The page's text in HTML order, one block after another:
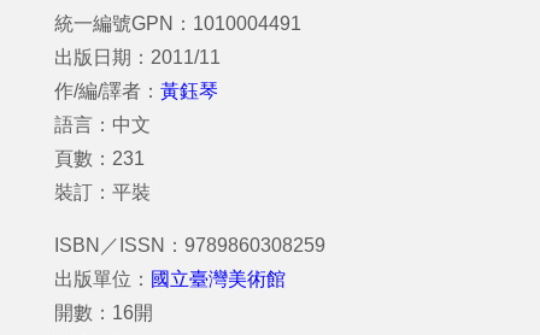
統一編號GPN：1010004491
出版日期：2011/11
作/編/譯者： 黃鈺琴
語言：中文
頁數：231
裝訂：平裝
ISBN／ISSN：9789860308259
出版單位： 國立臺灣美術館
開數：16開